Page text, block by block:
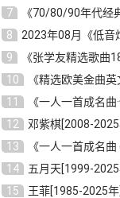
7
《70/80/90年代经典老歌精选1100首》[高
8
2023年08月《低音炮车载DJ舞曲排行360首》劲爆歌曲合集
9
《张学友精选歌曲180首》[无损
10
《精选欧美金曲英文歌200首》[高品
11
《一人一首成名曲·怀旧篇+珍藏篇4CD》[无损
12
邓紫棋[2008-2025年]所有音乐歌曲合集[无
13
《一人一首成名曲 (欧美篇)》歌曲合集打包
14
五月天[1999-2025年]所有专辑歌曲合集打包[无
15
王菲[1985-2025年]所有专辑歌曲合集[无损FLAC/